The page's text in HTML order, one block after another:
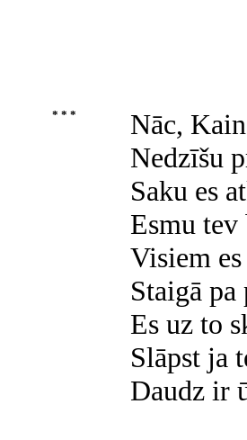
* * *
Nāc,
Nedzīšu
Saku es
Esmu
Visiem
Staigā
Es uz to
Slāpst ja
Daudz ir